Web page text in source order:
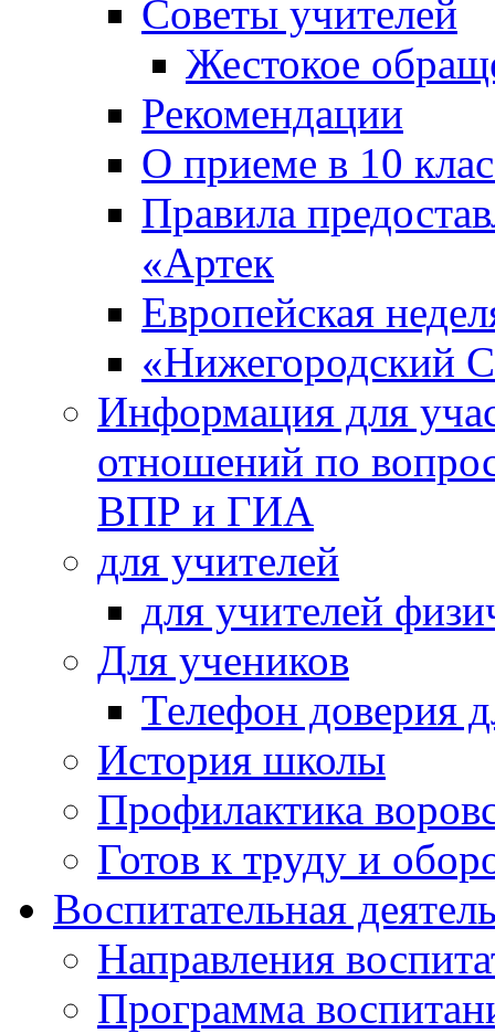
Советы учителей
Жестокое
Рекомендации
О приеме в 10
Правила
«Артек
Европейская
«Нижегородский
Информация для
отношений по
ВПР и ГИА
для учителей
для учителей
Для учеников
Телефон доверия
История школы
Профилактика
Готов к труду и
Воспитательная
Направления
Программа